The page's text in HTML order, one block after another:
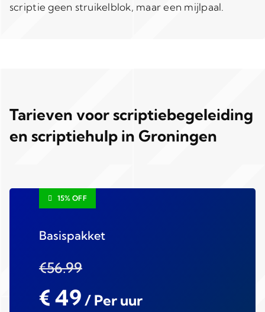
scriptie geen struikelblok, maar een mijlpaal.
Tarieven voor scriptiebegeleiding
en scriptiehulp in Groningen
15% OFF
Basispakket
€56.99
€ 49 / Per uur